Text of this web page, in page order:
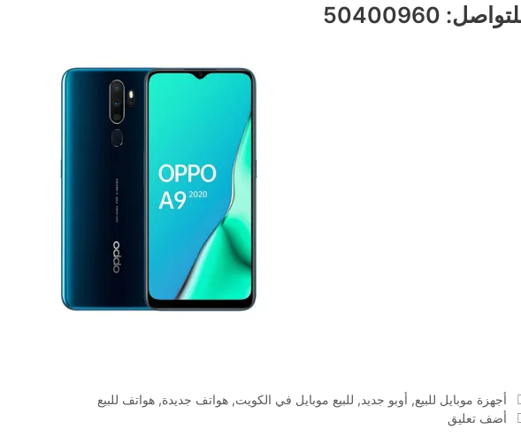
50400960
التصنيفات
أجهزة موبايل للبيع, أوبو جديد, للبيع موبايل في الكويت, هواتف جديدة, هواتف للبيع
أضف تعليق